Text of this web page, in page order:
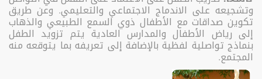
وتشجيعه على الاندماج الاجتماعي والتعليمي. وعن طريق
تكوين صداقات مع الأطفال ذوي السمع الطبيعي والذهاب
إلى رياض الأطفال والمدارس العادية يتم تزويد الطفل
بنماذج تواصلية لفظية بالإضافة إلى تعريفه بما يتوقعه منه
المجتمع.